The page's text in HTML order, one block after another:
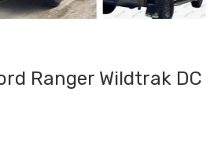
Ranger Wildtrak DC